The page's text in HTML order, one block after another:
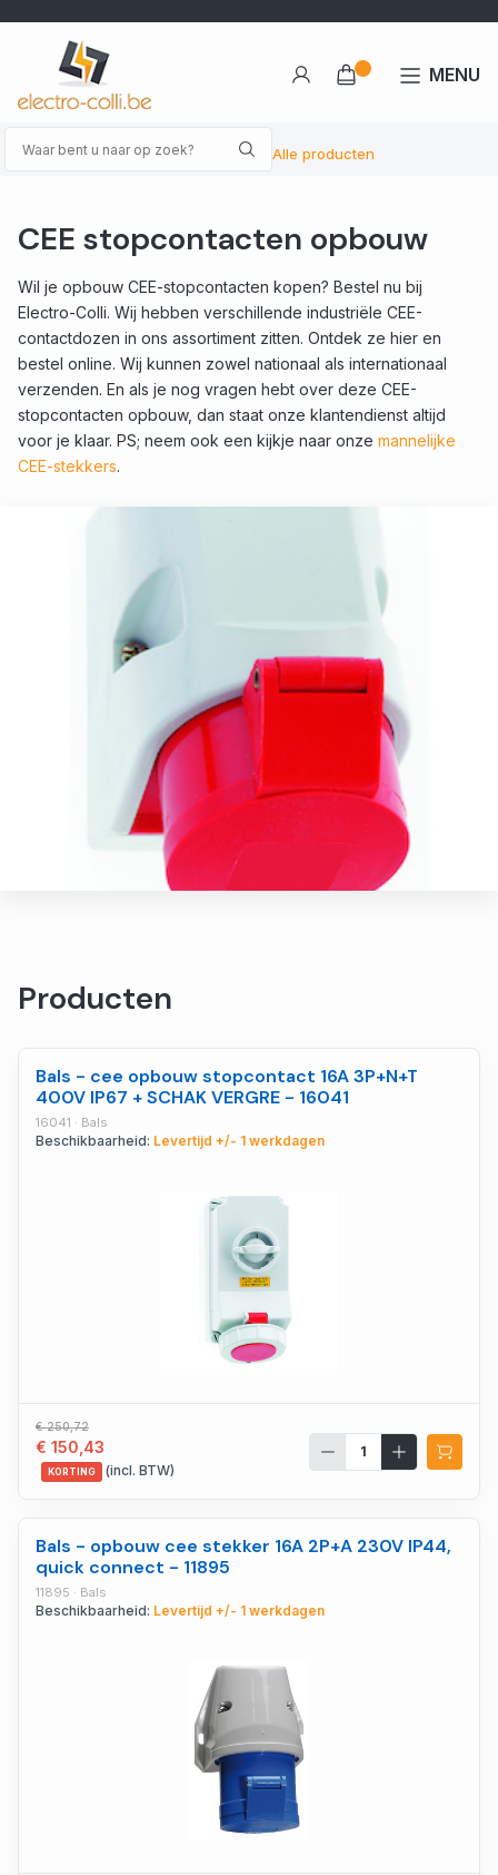
Alle producten
MENU
CEE stopcontacten opbouw
Wil je opbouw CEE-stopcontacten kopen? Bestel nu bij
Electro-Colli. Wij hebben verschillende industriële CEE-
contactdozen in ons assortiment zitten. Ontdek ze hier en
bestel online. Wij kunnen zowel nationaal als internationaal
verzenden. En als je nog vragen hebt over deze CEE-
stopcontacten opbouw, dan staat onze klantendienst altijd
voor je klaar. PS; neem ook een kijkje naar onze mannelijke
CEE-stekkers.
Producten
Bals - cee opbouw stopcontact 16A 3P+N+T
400V IP67 + SCHAK VERGRE - 16041
16041 · Bals
Beschikbaarheid: Levertijd +/- 1 werkdagen
€ 250,72
€ 150,43
KORTING (incl. BTW)
Bals - opbouw cee stekker 16A 2P+A 230V IP44,
quick connect - 11895
11895 · Bals
Beschikbaarheid: Levertijd +/- 1 werkdagen